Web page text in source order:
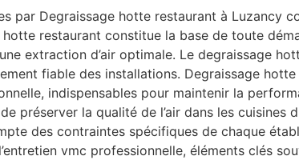
par Degraissage hotte restaurant à Luzancy
restaurant constitue la base de toute
extraction d’air optimale. Le degraissage
fiable des installations. Degraissage
indispensables pour maintenir la
préserver la qualité de l’air dans les
des contraintes spécifiques de chaque
vmc professionnelle, éléments clés